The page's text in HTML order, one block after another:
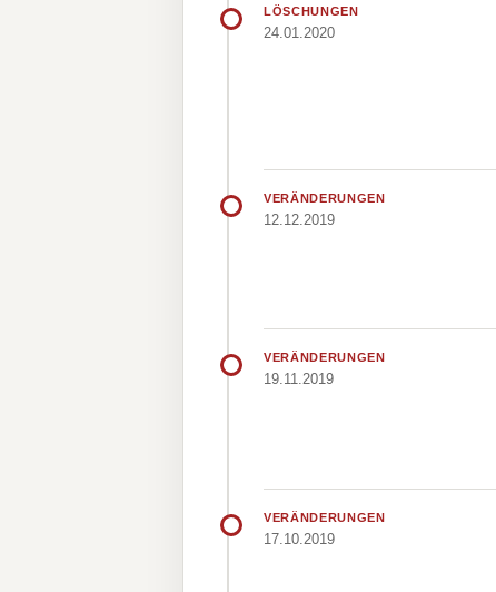
LÖSCHUNGEN
24.01.2020
VERÄNDERUNGEN
12.12.2019
VERÄNDERUNGEN
19.11.2019
VERÄNDERUNGEN
17.10.2019